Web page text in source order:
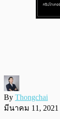
By Thongchai
มีนาคม 11, 2021